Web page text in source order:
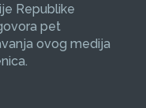
Republike
pet
ovog medija